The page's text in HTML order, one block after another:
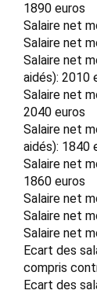
1890 euros
Salaire net
Salaire net
Salaire net
aidés): 2010
Salaire net
2040 euros
Salaire net
aidés): 1840
Salaire net
1860 euros
Salaire net
Salaire net
Salaire net
Ecart des
compris
Ecart des